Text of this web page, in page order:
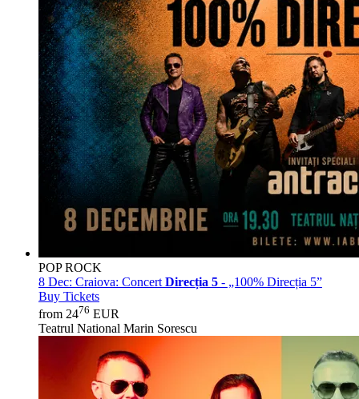
POP ROCK
8 Dec: Craiova: Concert Direcția 5 - „100% Direcția 5”
Buy Tickets
from 2476 EUR
Teatrul National Marin Sorescu